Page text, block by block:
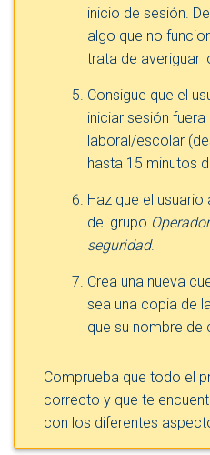
inicio de sesión.
algo que no
trata de averiguar
Consigue que el
iniciar sesión
laboral/escolar
hasta 15 minutos
Haz que el
del grupo
seguridad.
Crea una nueva
sea una copia de
que su nombre de
Comprueba que todo el
correcto y que te
con los diferentes